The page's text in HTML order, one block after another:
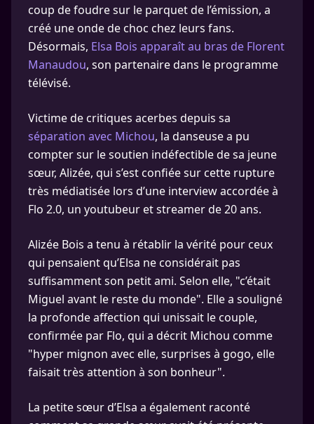
coup de foudre sur le parquet de l’émission, a
créé une onde de choc chez leurs fans.
Désormais, Elsa Bois apparaît au bras de Florent
Manaudou, son partenaire dans le programme
télévisé.
Victime de critiques acerbes depuis sa
séparation avec Michou, la danseuse a pu
compter sur le soutien indéfectible de sa jeune
sœur, Alizée, qui s’est confiée sur cette rupture
très médiatisée lors d’une interview accordée à
Flo 2.0, un youtubeur et streamer de 20 ans.
Alizée Bois a tenu à rétablir la vérité pour ceux
qui pensaient qu’Elsa ne considérait pas
suffisamment son petit ami. Selon elle, "c’était
Miguel avant le reste du monde". Elle a souligné
la profonde affection qui unissait le couple,
confirmée par Flo, qui a décrit Michou comme
"hyper mignon avec elle, surprises à gogo, elle
faisait très attention à son bonheur".
La petite sœur d’Elsa a également raconté